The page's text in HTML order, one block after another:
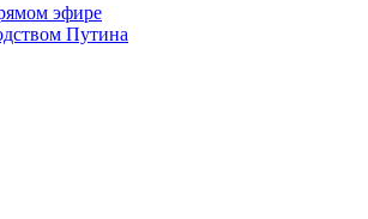
эфире
Путина